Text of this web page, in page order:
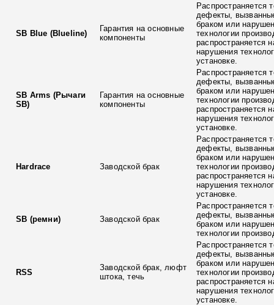
SB Blue (Blueline)
Гарантия на основные
компоненты
Распространяется
дефекты,
браком или
технологии
распространяется
нарушения
установке.
SB Arms (Рычаги
SB)
Гарантия на основные
компоненты
Распространяется
дефекты,
браком или
технологии
распространяется
нарушения
установке.
Hardrace Заводской брак
Распространяется
дефекты,
браком или
технологии
распространяется
нарушения
установке.
SB (ремни) Заводской брак
Распространяется
дефекты,
браком или
технологии
RSS
Заводской брак, люфт
штока, течь
Распространяется
дефекты,
браком или
технологии
распространяется
нарушения
установке.